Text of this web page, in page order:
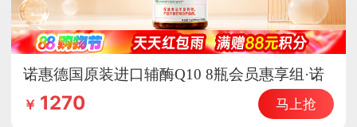
诺惠德国原装进口辅酶Q10 8瓶会员惠享组·诺
惠德国原装进口辅酶Q10
￥ 1270 马上抢